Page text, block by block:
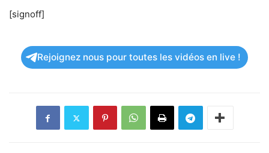
[signoff]
Rejoignez nous pour toutes les vidéos en live !